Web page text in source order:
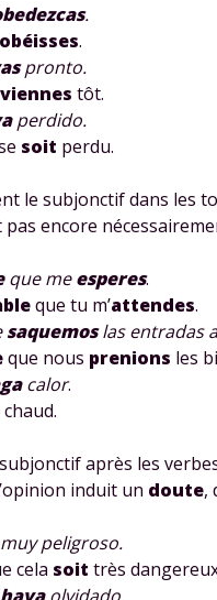
.
obéisses.
pronto.
tôt.
perdido.
soit perdu.
le subjonctif dans les
encore
que meesperes.
que tu m’attendes.
saquemoslas entradas
que nous prenions les
calor.
chaud.
après les
induit un doute,
peligroso.
cela soit très